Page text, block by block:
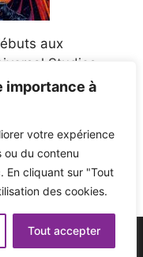
importance à
votre expérience
du contenu
En cliquant sur "Tout
des cookies.
Tout accepter
aux
Studios
l'Ohio après la